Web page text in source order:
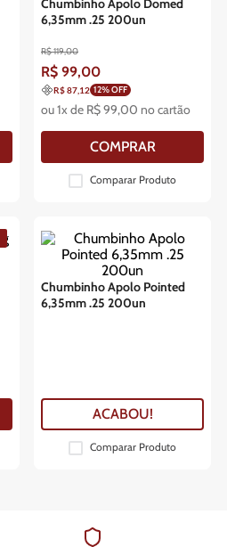
Chumbinho Apolo Domed
6,35mm .25 200un
R$119,00
R$ 99,00
R$ 87,12 12% OFF
ou1x de R$99,00 no cartão
COMPRAR
Comparar Produto
Chumbinho Apolo Pointed
6,35mm .25 200un
ACABOU!
Comparar Produto